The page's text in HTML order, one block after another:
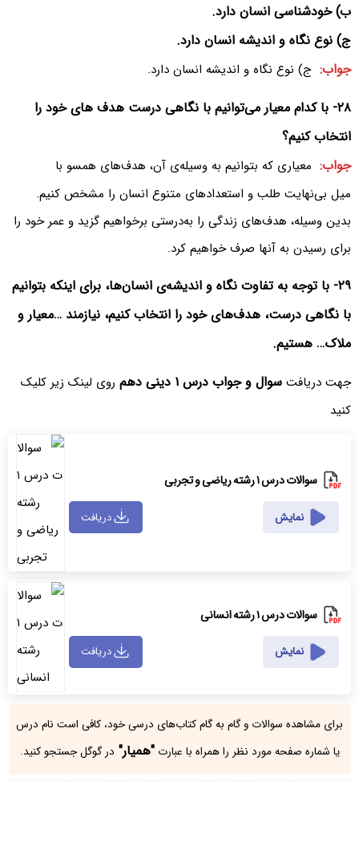
ب) خودشناسی انسان دارد.
ج) نوع نگاه و اندیشه انسان دارد.
جواب: ج) نوع نگاه و اندیشه انسان دارد.
۲۸- با کدام معیار می‌توانیم با نگاهی درست هدف های خود را
انتخاب کنیم؟
جواب: معیاری که بتوانیم به وسیله‌ی آن، هدف‌های همسو با
میل بی‌نهایت طلب و استعدادهای متنوع انسان را مشخص کنیم.
بدین وسیله، هدف‌های زندگی را به‌درستی برخواهیم گزید و عمر خود را
برای رسیدن به آنها صرف خواهیم کرد.
۲۹- با توجه به تفاوت نگاه و اندیشه‌ی انسان‌ها، برای اینکه بتوانیم
با نگاهی درست، هدف‌های خود را انتخاب کنیم، نیازمند …معیار و
ملاک… هستیم.
جهت دریافت سوال و جواب درس ۱ دینی دهم
روی لینک زیر کلیک
کنید
سوالات درس ۱ رشته ریاضی و تجربی
نمایش دریافت
سوالات درس ۱ رشته انسانی
نمایش دریافت
برای مشاهده سوالات و گام به گام کتاب‌های درسی خود، کافی است نام درس
یا شماره صفحه مورد نظر را همراه با عبارت"همیار" در گوگل جستجو کنید.